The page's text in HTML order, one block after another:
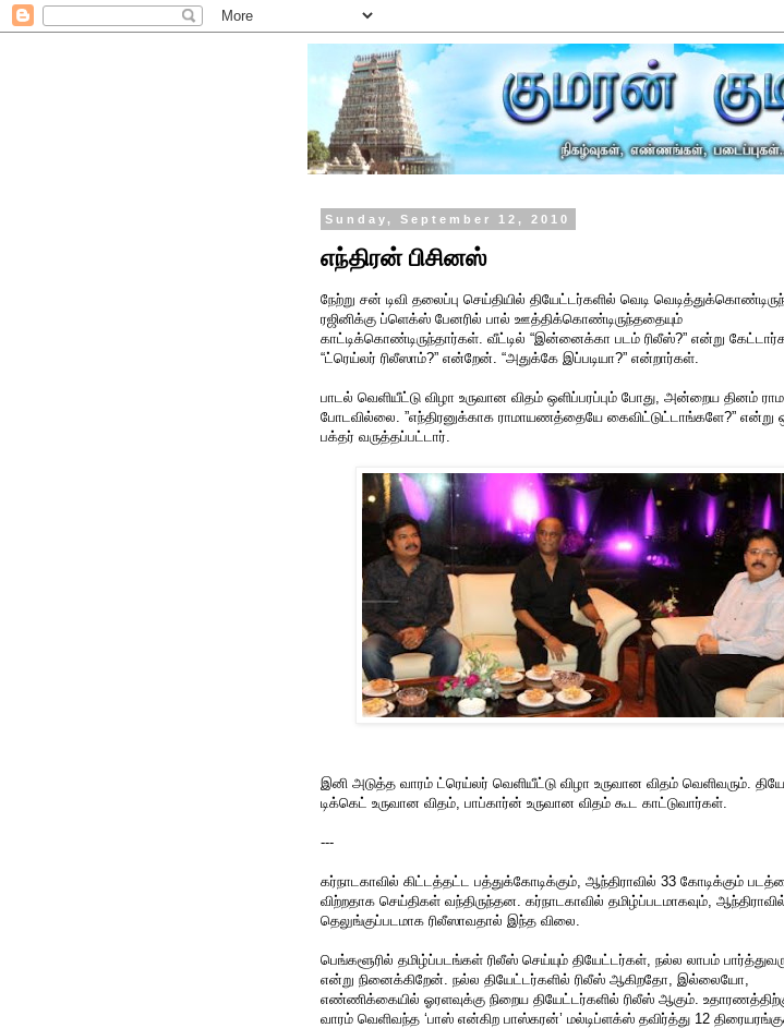
Sunday, September 12, 2010
எந்திரன் பிசினஸ்
நேற்று சன் டிவி தலைப்பு செய்தியில் தியேட்டர்களில் வெடி
ரஜினிக்கு ப்ளெக்ஸ் பேனரில் பால் ஊத்திக்கொண்டிருந்ததையும்
காட்டிக்கொண்டிருந்தார்கள். வீட்டில் “இன்னைக்கா படம் ரிலீஸ்?” என்று
“ட்ரெய்லர் ரிலீஸாம்?” என்றேன். “அதுக்கே இப்படியா?” என்றார்கள்.
பாடல் வெளியீட்டு விழா உருவான விதம் ஒளிப்பரப்பும் போது, அன்றைய தினம்
போடவில்லை. ”எந்திரனுக்காக ராமாயணத்தையே கைவிட்டுட்டாங்களே?” என்று
பக்தர் வருத்தப்பட்டார்.
இனி அடுத்த வாரம் ட்ரெய்லர் வெளியீட்டு விழா உருவான விதம் வெளிவரும்.
டிக்கெட் உருவான விதம், பாப்கார்ன் உருவான விதம் கூட காட்டுவார்கள்.
---
கர்நாடகாவில் கிட்டத்தட்ட பத்துக்கோடிக்கும், ஆந்திராவில் 33 கோடிக்கும்
விற்றதாக செய்திகள் வந்திருந்தன. கர்நாடகாவில் தமிழ்ப்படமாகவும்,
தெலுங்குப்படமாக ரிலீஸாவதால் இந்த விலை.
பெங்களூரில் தமிழ்ப்படங்கள் ரிலீஸ் செய்யும் தியேட்டர்கள், நல்ல லாபம்
என்று நினைக்கிறேன். நல்ல தியேட்டர்களில் ரிலீஸ் ஆகிறதோ, இல்லையோ,
எண்ணிக்கையில் ஓரளவுக்கு நிறைய தியேட்டர்களில் ரிலீஸ் ஆகும்.
வாரம் வெளிவந்த ‘பாஸ் என்கிற பாஸ்கரன்’ மல்டிப்ளக்ஸ் தவிர்த்து 12